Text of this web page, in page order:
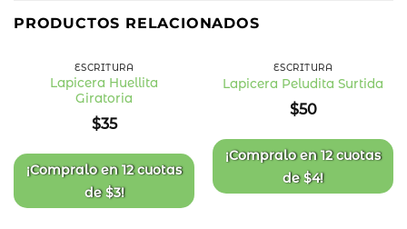
PRODUCTOS RELACIONADOS
ESCRITURA
Lapicera Huellita
Giratoria
$35
¡Compralo en12 cuotas
de$3!
de
deseos
ESCRITURA
Lapicera Peludita Surtida
$50
¡Compralo en12 cuotas
de$4!